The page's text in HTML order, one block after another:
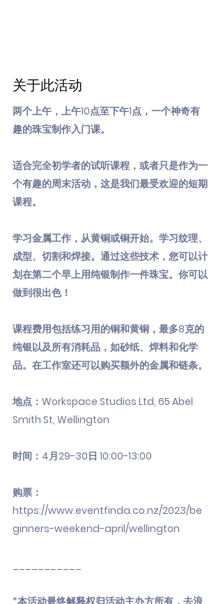
关于此活动
两个上午，上午10点至下午1点，一个神奇有
趣的珠宝制作入门课。
适合完全初学者的试听课程，或者只是作为一
个有趣的周末活动，这是我们最受欢迎的短期
课程。
学习金属工作，从黄铜或铜开始。学习纹理、
成型、切割和焊接。通过这些技术，您可以计
划在第二个早上用纯银制作一件珠宝。你可以
做到很出色！
课程费用包括练习用的铜和黄铜，最多8克的
纯银以及所有消耗品，如砂纸、焊料和化学
品。在工作室还可以购买额外的金属和链条。
地点：Workspace Studios Ltd, 65 Abel
Smith St, Wellington
时间：4月29-30日 10:00-13:00
购票：
https://www.eventfinda.co.nz/2023/be
ginners-weekend-april/wellington
*本活动最终解释权归活动主办方所有，去浪